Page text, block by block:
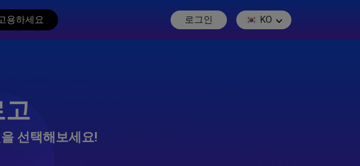
용하세요 로그인 KO
고
선택해보세요!